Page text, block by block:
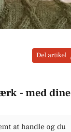
Del artikel
- med dine
at handle og du